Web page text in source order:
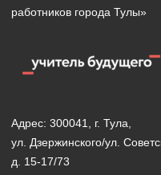
работников города Тулы»
Адрес: 300041, г. Тула,
ул. Дзержинского/ул.
д. 15-17/73